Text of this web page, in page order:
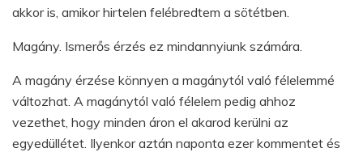
akkor is, amikor hirtelen felébredtem a sötétben.
Magány. Ismerős érzés ez mindannyiunk számára.
A magány érzése könnyen a magánytól való félelemmé
változhat. A magánytól való félelem pedig ahhoz
vezethet, hogy minden áron el akarod kerülni az
egyedüllétet. Ilyenkor aztán naponta ezer kommentet és